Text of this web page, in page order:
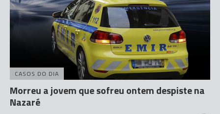
CASOS DO DIA
Morreu a jovem que sofreu ontem despiste na
Nazaré